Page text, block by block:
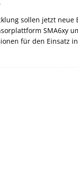
sollen jetzt neue
SMA6xy
für den Einsatz